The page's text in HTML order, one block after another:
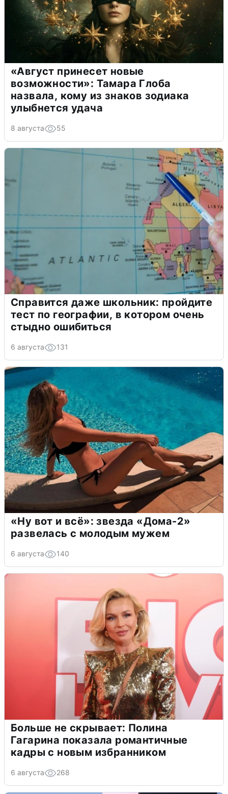
«Август принесет новые
возможности»: Тамара Глоба
назвала, кому из знаков зодиака
улыбнется удача
8 августа 55
Справится даже школьник: пройдите
тест по географии, в котором очень
стыдно ошибиться
6 августа 131
«Ну вот и всё»: звезда «Дома-2»
развелась с молодым мужем
6 августа 140
Больше не скрывает: Полина
Гагарина показала романтичные
кадры с новым избранником
6 августа 268